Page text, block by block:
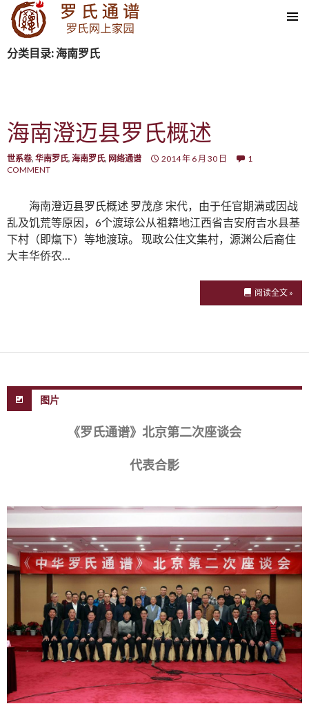
SKIP TO CONTENT
分类目录: 海南罗氏
海南澄迈县罗氏概述
世系卷, 华南罗氏, 海南罗氏, 网络通谱 2014 年 6 月 30 日
1
COMMENT
海南澄迈县罗氏概述 罗茂彦 宋代，由于任官期满或因战
乱及饥荒等原因，6个渡琼公从祖籍地江西省吉安府吉水县基
下村（即熂下）等地渡琼。 现政公住文集村，源渊公后裔住
大丰华侨农…
阅读全文 »
图片
《罗氏通谱》北京第二次座谈会
代表合影